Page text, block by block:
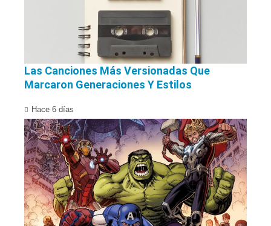
Las Canciones Más Versionadas Que
Marcaron Generaciones Y Estilos
Hace 6 días